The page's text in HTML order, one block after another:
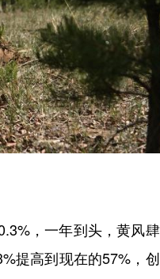
，一年到头，黄风
提高到现在的57%，